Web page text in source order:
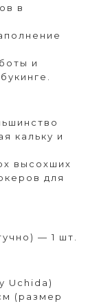
в
и
кальку и
высохших
для
— 1 шт.
Uchida)
(размер